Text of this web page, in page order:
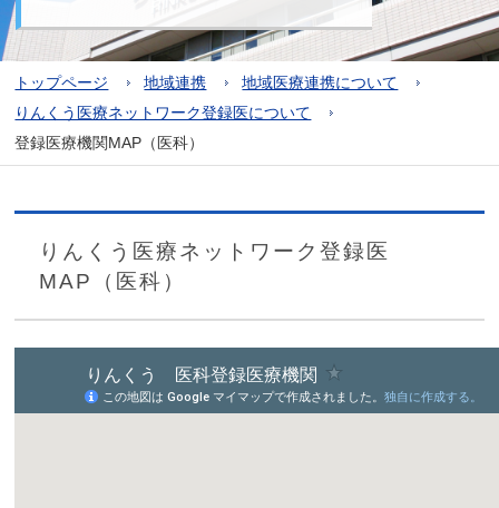
トップページ 地域連携
地域医療連携について
りんくう医療ネットワーク登録医について
登録医療機関MAP（医科）
りんくう医療ネットワーク登録医
MAP（医科）